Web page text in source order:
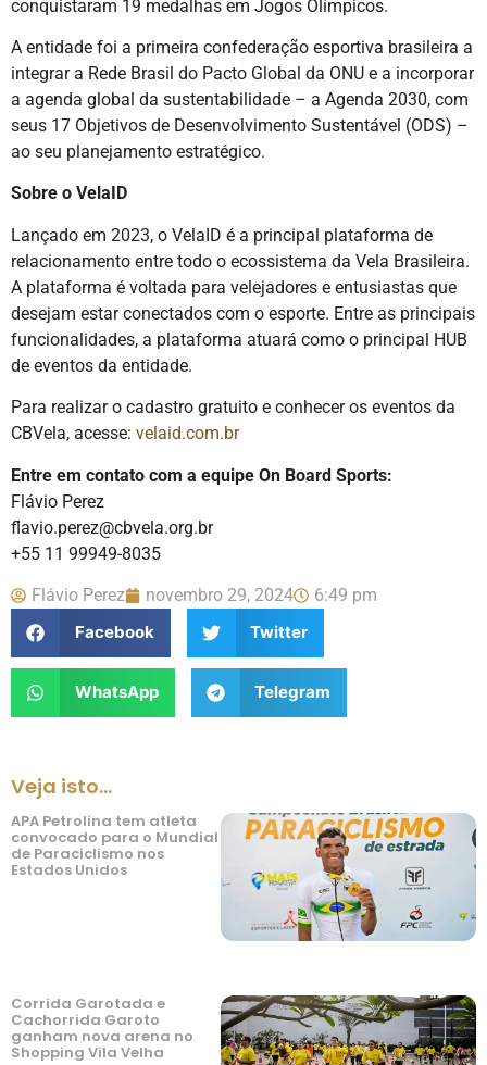
conquistaram 19 medalhas em Jogos Olímpicos.
A entidade foi a primeira confederação esportiva brasileira a
integrar a Rede Brasil do Pacto Global da ONU e a incorporar
a agenda global da sustentabilidade – a Agenda 2030, com
seus 17 Objetivos de Desenvolvimento Sustentável (ODS) –
ao seu planejamento estratégico.
Sobre o VelaID
Lançado em 2023, o VelaID é a principal plataforma de
relacionamento entre todo o ecossistema da Vela Brasileira.
A plataforma é voltada para velejadores e entusiastas que
desejam estar conectados com o esporte. Entre as principais
funcionalidades, a plataforma atuará como o principal HUB
de eventos da entidade.
Para realizar o cadastro gratuito e conhecer os eventos da
CBVela, acesse: velaid.com.br
Entre em contato com a equipe On Board Sports:
Flávio Perez
flavio.perez@cbvela.org.br
+55 11 99949-8035
Flávio Perez novembro 29, 2024
6:49 pm
Facebook
Twitter
WhatsApp Telegram
Veja isto...
APA Petrolina tem atleta
convocado para o Mundial
de Paraciclismo nos
Estados Unidos
Corrida Garotada e
Cachorrida Garoto
ganham nova arena no
Shopping Vila Velha